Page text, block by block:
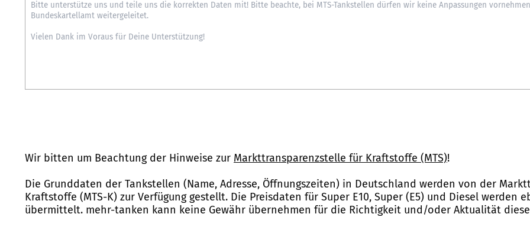
Wir bitten um Beachtung der Hinweise zur Markttransparenzstelle für Kraftstoffe (MTS)!
Die Grunddaten der Tankstellen (Name, Adresse, Öffnungszeiten) in Deutschland werden von der
Kraftstoffe (MTS-K) zur Verfügung gestellt. Die Preisdaten für Super E10, Super (E5) und Diesel werden
übermittelt. mehr-tanken kann keine Gewähr übernehmen für die Richtigkeit und/oder Aktualität